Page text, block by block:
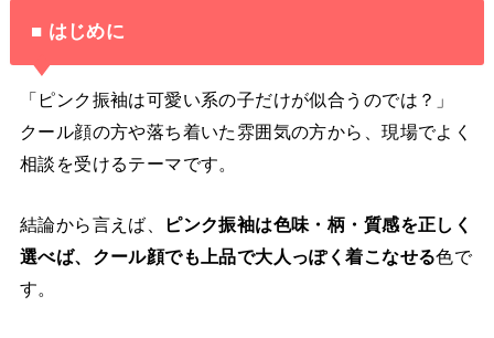
■ はじめに
「ピンク振袖は可愛い系の子だけが似合うのでは？」
クール顔の方や落ち着いた雰囲気の方から、現場でよく
相談を受けるテーマです。
結論から言えば、
ピンク振袖は色味・柄・質感を正しく
選べば、クール顔でも上品で大人っぽく着こなせる色で
す。